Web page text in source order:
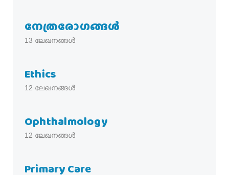
നേത്രരോഗങ്ങള്‍
13 ലേഖനങ്ങൾ
Ethics
12 ലേഖനങ്ങൾ
Ophthalmology
12 ലേഖനങ്ങൾ
Primary Care